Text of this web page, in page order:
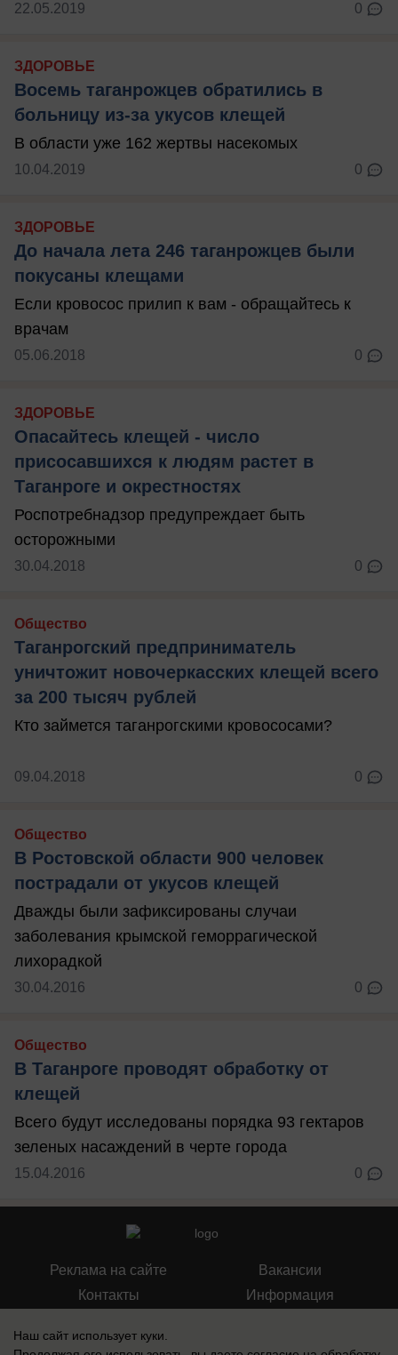
22.05.2019 0
ЗДОРОВЬЕ
Восемь таганрожцев обратились в
больницу из-за укусов клещей
В области уже 162 жертвы насекомых
10.04.2019 0
ЗДОРОВЬЕ
До начала лета 246 таганрожцев были
покусаны клещами
Если кровосос прилип к вам - обращайтесь к
врачам
05.06.2018 0
ЗДОРОВЬЕ
Опасайтесь клещей - число
присосавшихся к людям растет в
Таганроге и окрестностях
Роспотребнадзор предупреждает быть
осторожными
30.04.2018 0
Общество
Таганрогский предприниматель
уничтожит новочеркасских клещей всего
за 200 тысяч рублей
Кто займется таганрогскими кровососами?
09.04.2018 0
Общество
В Ростовской области 900 человек
пострадали от укусов клещей
Дважды были зафиксированы случаи
заболевания крымской геморрагической
лихорадкой
30.04.2016 0
Общество
В Таганроге проводят обработку от
клещей
Всего будут исследованы порядка 93 гектаров
зеленых насаждений в черте города
15.04.2016 0
Реклама на сайте
Контакты
Вакансии
Информация
Наш сайт использует куки.